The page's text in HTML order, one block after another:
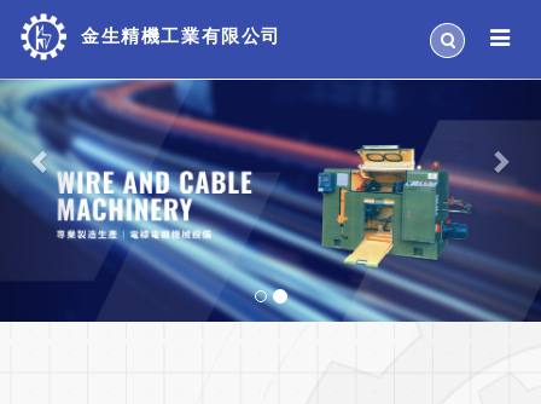
金生精機工業有限公司
Previous